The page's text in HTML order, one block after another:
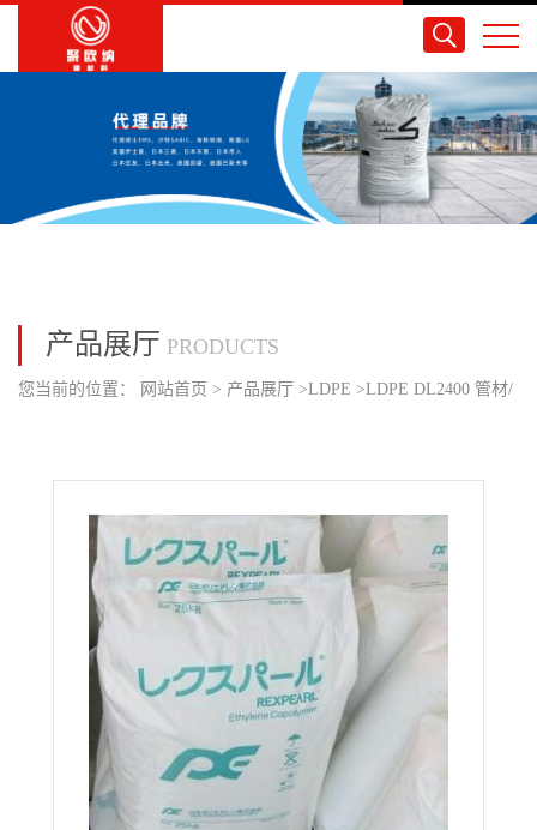
产品展厅 PRODUCTS
您当前的位置： 网站首页 > 产品展厅 >LDPE >LDPE DL2400 管材/